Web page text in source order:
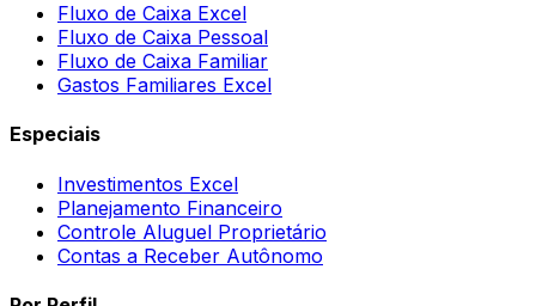
Fluxo de Caixa Excel
Fluxo de Caixa Pessoal
Fluxo de Caixa Familiar
Gastos Familiares Excel
Especiais
Investimentos Excel
Planejamento Financeiro
Controle Aluguel Proprietário
Contas a Receber Autônomo